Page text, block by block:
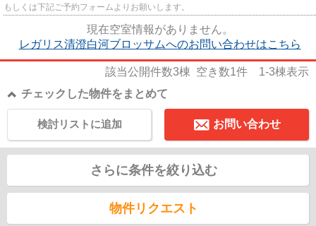
もしくは下記ご予約フォームよりお願いします。
現在空室情報がありません。
レガリス清澄白河ブロッサムへのお問い合わせはこちら
該当公開件数3棟 空き数1件 1-3棟表示
チェックした物件をまとめて
お問い合わせ
検討リストに追加
さらに条件を絞り込む
物件リクエスト